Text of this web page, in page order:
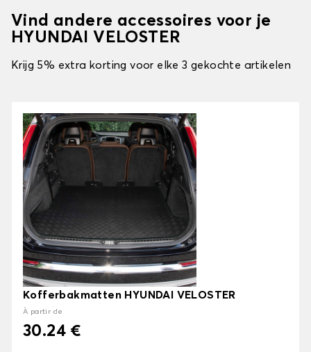
Vind andere accessoires voor je
HYUNDAI VELOSTER
Krijg 5% extra korting voor elke 3 gekochte artikelen
Kofferbakmatten HYUNDAI VELOSTER
À partir de
30.24 €